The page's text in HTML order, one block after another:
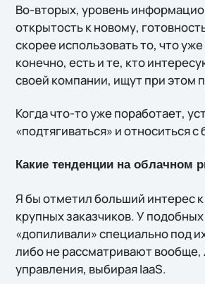
Во-вторых, уровень
открытость к новому,
скорее использовать то, что
конечно, есть и те, кто
своей компании, ищут при этом
Когда что-то уже поработает,
«подтягиваться» и относиться
Какие тенденции на облачном
Я бы отметил больший интерес
крупных заказчиков. У
«допиливали» специально под
либо не рассматривают
управления, выбирая IaaS.